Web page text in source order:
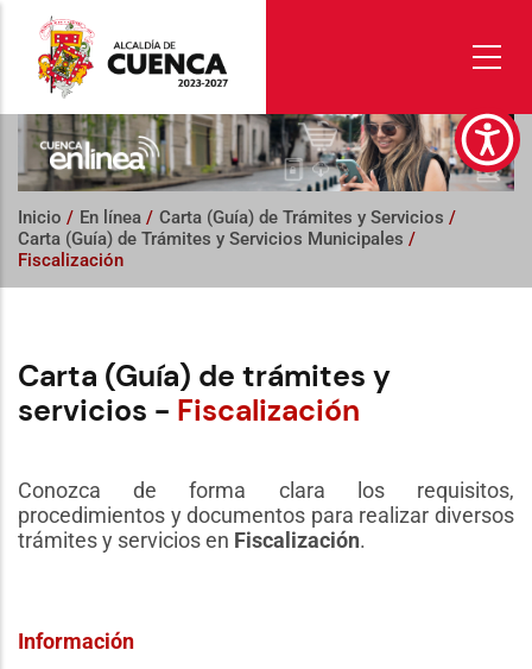
contenido
principal
Inicio / En línea / Carta (Guía) de Trámites y Servicios /
Carta (Guía) de Trámites y Servicios Municipales /
Fiscalización
Carta (Guía) de trámites y
servicios - Fiscalización
Conozca de forma clara los requisitos,
procedimientos y documentos para realizar diversos
trámites y servicios en Fiscalización.
Información